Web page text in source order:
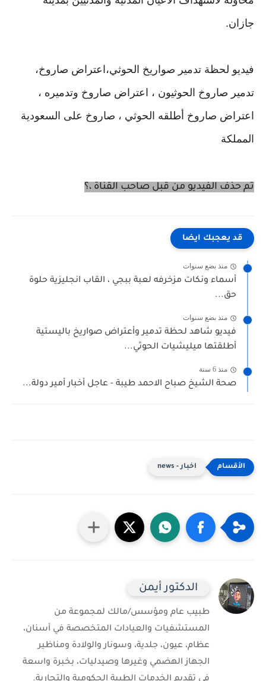
جازان.
فيديو لحظة تدمير صواريخ الحوثي،اعتراض صاروخ،
تدمير صاروخ الحوثيون ، اعتراض صاروخ وتدميره ،
اعتراض صاروخ أطلقه الحوثي ، صاروخ على السعودية
المملكة
تم حذف الفيديو من قبل صاحب القناة ،؟
قد يعجبك ايضا
منذ بضع سنوات
أسماء ونكات مزخرفه لعبة ببجي ، القاب انجليزية حلوة
حق...
منذ بضع سنوات
فيديو شاهد لحظة تدمير وأعتراض صواريخ باليستية
أطلقتها ميليشيات الحوثي...
منذ 6 سنة
صحة الشيخ صباح الاحمد طيبة - عاجل أخبار أمير دولة...
اخبار - news
الدكتور أيمن
طبيب عام ومؤسس/مالك لمجموعة من
المستشفيات والعيادات المتخصصة في أسنان،
عظام، عيون، جلدية، وسونار والولادة ومناظير
الجهاز الهضمي وغيرها وصيدليات، بخبرة واسعة